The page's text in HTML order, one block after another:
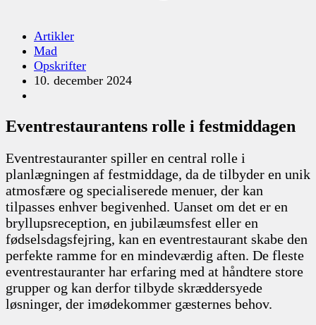
Artikler
Mad
Opskrifter
10. december 2024
Eventrestaurantens rolle i festmiddagen
Eventrestauranter spiller en central rolle i
planlægningen af festmiddage, da de tilbyder en unik
atmosfære og specialiserede menuer, der kan
tilpasses enhver begivenhed. Uanset om det er en
bryllupsreception, en jubilæumsfest eller en
fødselsdagsfejring, kan en eventrestaurant skabe den
perfekte ramme for en mindeværdig aften. De fleste
eventrestauranter har erfaring med at håndtere store
grupper og kan derfor tilbyde skræddersyede
løsninger, der imødekommer gæsternes behov.